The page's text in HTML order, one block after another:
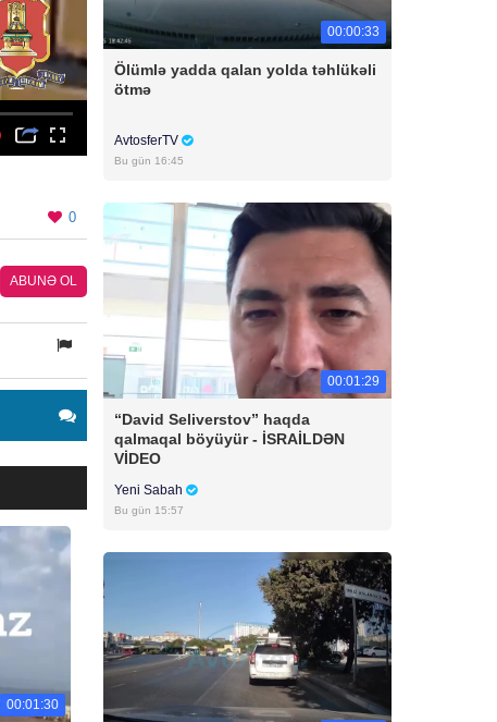
0
ABUNƏ OL
00:01:30
00:00:33
Ölümlə yadda qalan yolda təhlükəli
ötmə
AvtosferTV
Bu gün 16:45
00:01:29
“David Seliverstov” haqda
qalmaqal böyüyür - İSRAİLDƏN
VİDEO
Yeni Sabah
Bu gün 15:57